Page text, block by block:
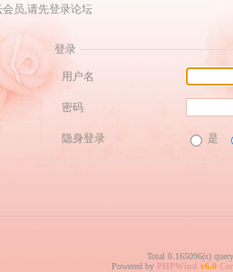
员,请先登录论坛
登录
用户名
密码
隐身登录 是
Total 0.165096(s)
Powered by PHPWind v6.0